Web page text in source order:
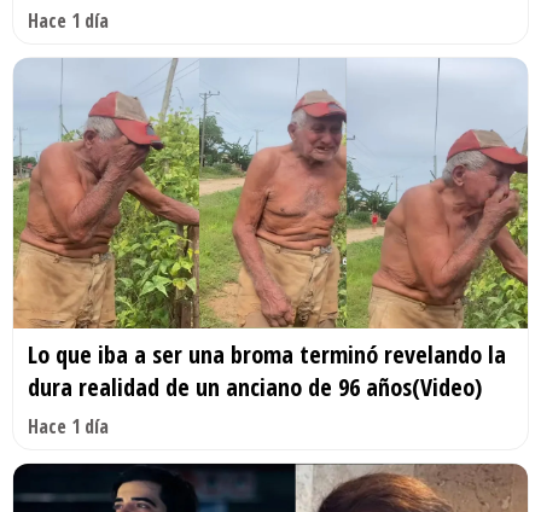
Hace 1 día
Lo que iba a ser una broma terminó revelando la
dura realidad de un anciano de 96 años(Video)
Hace 1 día